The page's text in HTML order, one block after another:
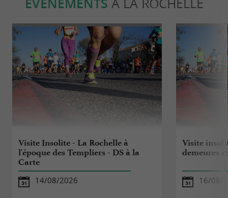
ÉVÈNEMENTS À LA ROCHELLE
Visite Insolite - La Rochelle à
l'époque des Templiers - DS à la
Carte
14/08/2026
Visite
demeures
16/08/